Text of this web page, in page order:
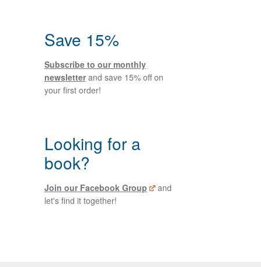
«Чорна
рада.
1663
року»
Пантелеймона
Save 15%
Subscribe to our monthly
newsletterand save 15% off on
your first order!
Looking for a
book?
Join our Facebook Group
and
let's find it together!